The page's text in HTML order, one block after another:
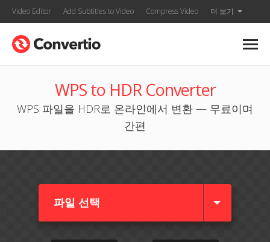
Video Editor Add Subtitles to Video Compress Video 더 보기
WPS to HDR Converter
WPS 파일을 HDR로 온라인에서 변환 — 무료이며
간편
파일 선택